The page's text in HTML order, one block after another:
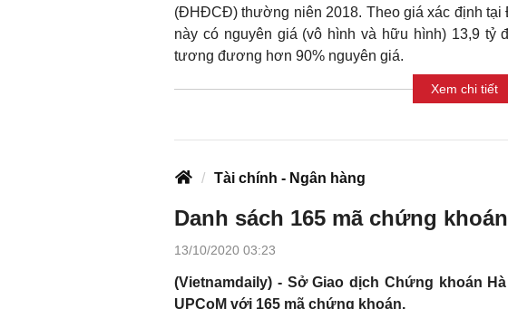
(ĐHĐCĐ) thường niên 2018. Theo giá xác định
này có nguyên giá (vô hình và hữu hình) 13,9 tỷ
tương đương hơn 90% nguyên giá.
Xem chi tiết
Tài chính - Ngân hàng
Danh sách 165 mã chứng
13/10/2020 03:23
(Vietnamdaily) - Sở Giao dịch Chứng khoán
UPCoM với 165 mã chứng khoán.